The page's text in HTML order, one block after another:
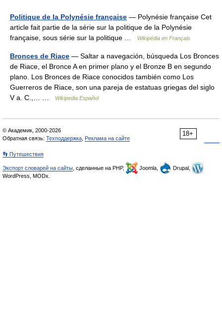
Politique de la Polynésie française — Polynésie française Cet
article fait partie de la série sur la politique de la Polynésie
française, sous série sur la politique …
Wikipédia en Français
Bronces de Riace — Saltar a navegación, búsqueda Los Bronces
de Riace, el Bronce A en primer plano y el Bronze B en segundo
plano. Los Bronces de Riace conocidos también como Los
Guerreros de Riace, son una pareja de estatuas griegas del siglo
V a. C.,… …
Wikipedia Español
18+
© Академик, 2000-2026
Обратная связь: Техподдержка Реклама на сайте
👣 Путешествия
Экспорт словарей на сайты , сделанные на PHP, Joomla,
Drupal,
WordPress, MODx.